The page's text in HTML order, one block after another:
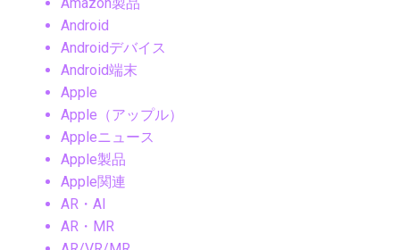
Android
Androidデバイス
Android端末
Apple
Apple（アップル）
Appleニュース
Apple製品
Apple関連
AR・AI
AR・MR